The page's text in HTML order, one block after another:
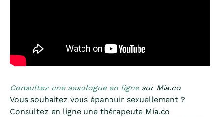
Consultez une sexologue en lignesur Mia.co
Vous souhaitez vous épanouir sexuellement ?
Consultez en ligne une thérapeute Mia.co